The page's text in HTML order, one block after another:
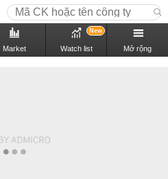
Market Watch list
New
Mở rộng